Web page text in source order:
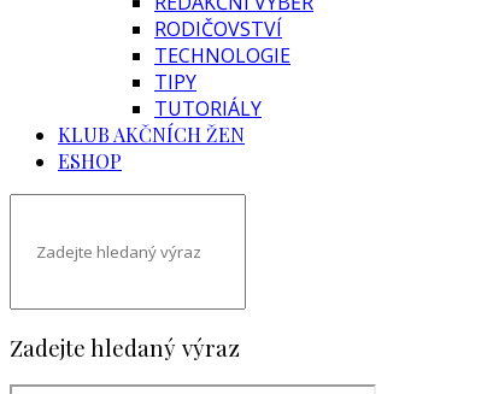
RODIČOVSTVÍ
TECHNOLOGIE
TIPY
TUTORIÁLY
KLUB AKČNÍCH ŽEN
ESHOP
Zadejte hledaný výraz